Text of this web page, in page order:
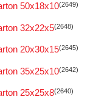
50x18x10(2649)
32x22x5(2648)
20x30x15(2645)
35x25x10(2642)
25x25x8(2640)